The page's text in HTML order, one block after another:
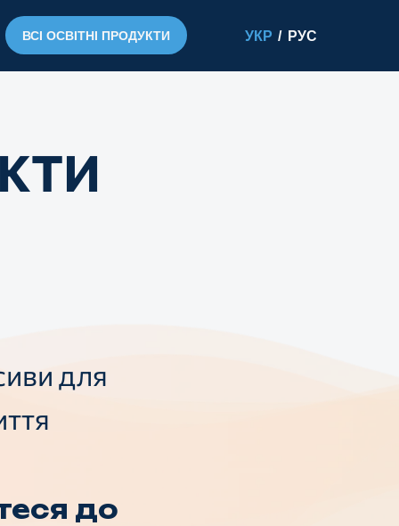
/
ВСІ ОСВІТНІ ПРОДУКТИ УКР РУС
до
для